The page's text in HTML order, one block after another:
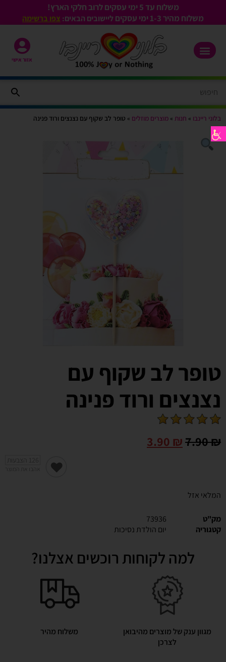
משלוח עד 5 ימי עסקים לרוב חלקי הארץ!
משלוח מהיר 1-3
ימי עסקים ליישובים הבאים: צפו ברשימה
אזור אישי
בלוני ריינבו » חנות » מוצרים מוזלים » טופר לב שקוף עם נצנצים ורוד פנינה
טופר לב שקוף עם
נצנצים ורוד פנינה
7.90₪
3.90 ₪
המלאי אזל
מק"ט
73936
קטגוריה
יום הולדת נסיכות
למה לקוחות רוכשים אצלנו?
מגוון ענק של מוצרים מהיבואן
לצרכן
משלוח מהיר